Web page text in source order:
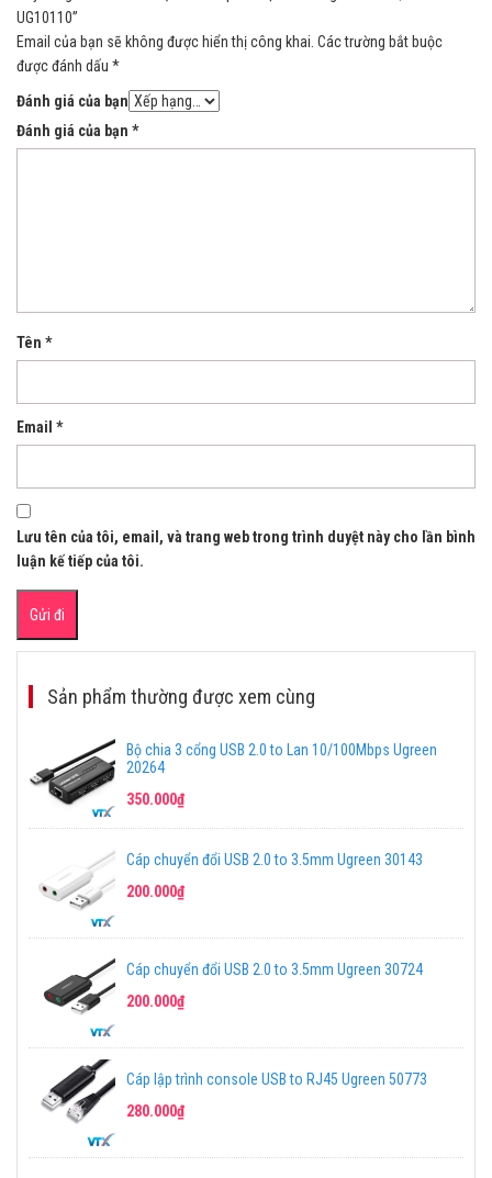
UG10110”
Email của bạn sẽ không được hiển thị công khai. Các trường bắt buộc
được đánh dấu *
Đánh giá của bạn
Đánh giá của bạn *
Tên *
Email *
Lưu tên của tôi, email, và trang web trong trình duyệt này cho lần bình
luận kế tiếp của tôi.
Sản phẩm thường được xem cùng
Bộ chia 3 cổng USB 2.0 to Lan 10/100Mbps Ugreen
20264
350.000₫
Cáp chuyển đổi USB 2.0 to 3.5mm Ugreen 30143
200.000₫
Cáp chuyển đổi USB 2.0 to 3.5mm Ugreen 30724
200.000₫
Cáp lập trình console USB to RJ45 Ugreen 50773
280.000₫